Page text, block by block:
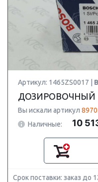
Артикул: 1465ZS0017 |
ДОЗИРОВОЧНЫЙ
Вы искали артикул
Наличные:
10
Срок поставки: заказ до